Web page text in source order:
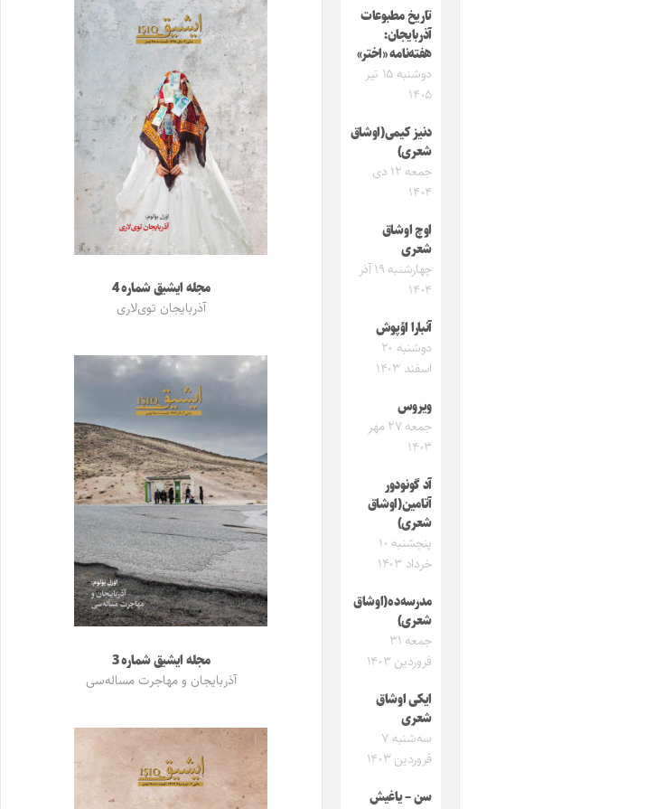
تاریخ مطبوعات
آذربایجان:
هفته‌نامه «اختر»
دوشنبه ۱۵ تیر
۱۴۰۵
دنیز کیمی(اوشاق
شعری)
جمعه ۱۲ دی
۱۴۰۴
اوچ اوشاق
شعری
چهارشنبه ۱۹ آذر
۱۴۰۴
آنبارا اؤپوش
دوشنبه ۲۰
اسفند ۱۴۰۳
ویروس
جمعه ۲۷ مهر
۱۴۰۳
آد گونودور
آتامین(اوشاق
شعری)
پنجشنبه ۱۰
خرداد ۱۴۰۳
مدرسه‌ده(اوشاق
شعری)
جمعه ۳۱
فروردین ۱۴۰۳
ایکی اوشاق
شعری
سه‌شنبه ۷
فروردین ۱۴۰۳
سن – یاغیش
مجله ایشیق شماره 4
آذربایجان توی‌لاری
مجله ایشیق شماره 3
آذربایجان و مهاجرت مساله‌سی